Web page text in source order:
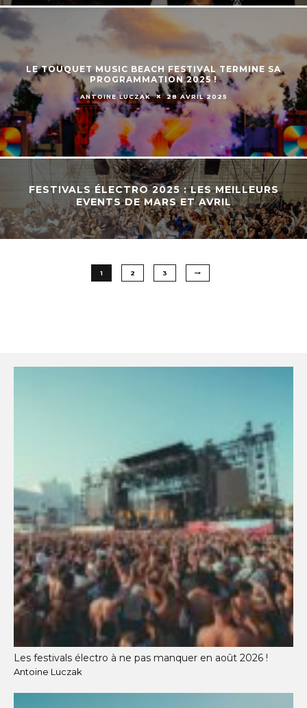
LE TOUQUET MUSIC BEACH FESTIVAL TERMINE SA
PROGRAMMATION 2025 !
ANTOINE LUCZAK 28 AVRIL 2025
FESTIVALS ÉLECTRO 2025 : LES MEILLEURS
EVENTS DE MARS ET AVRIL
1 2 3
Les festivals électro à ne pas manquer en août 2026 !
Antoine Luczak